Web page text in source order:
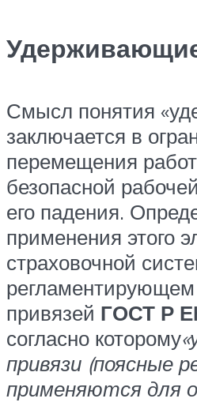
Смысл понятия
заключается в
перемещения
безопасной
его падения.
применения этого
страховочной
привязей ГОСТ Р
согласно которому
привязи (поясные
применяются для